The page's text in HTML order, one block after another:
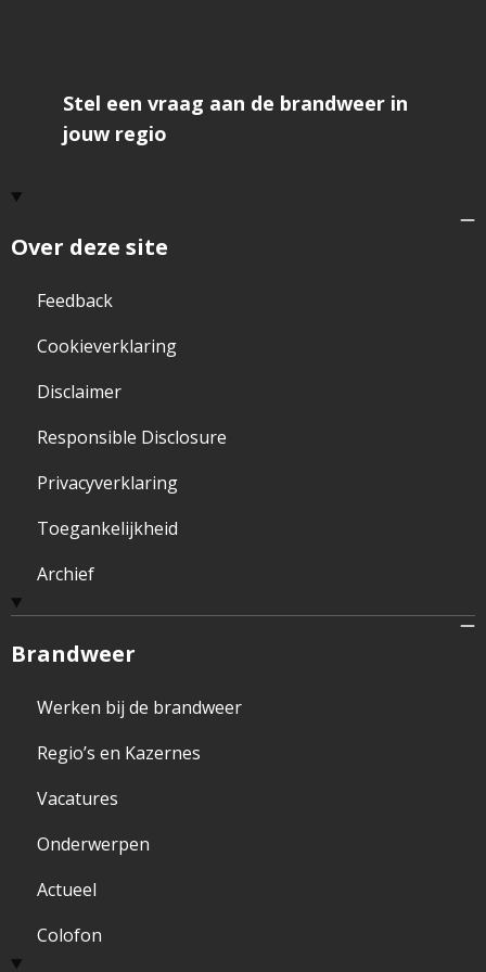
Over deze site
Feedback
Cookieverklaring
Disclaimer
Responsible Disclosure
Privacyverklaring
Toegankelijkheid
Archief
Brandweer
Werken bij de brandweer
Regio’s en Kazernes
Vacatures
Onderwerpen
Actueel
Colofon
Stel een vraag aan de brandweer in
jouw regio